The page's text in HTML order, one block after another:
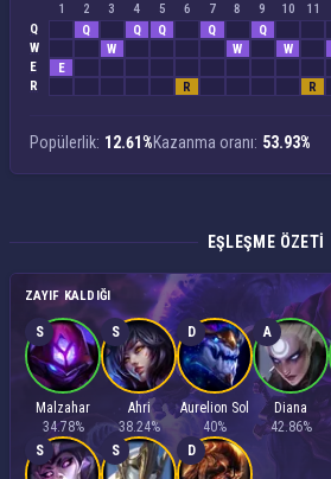
1
2 3 4 5 6 7 8 9 10 11
Q
Q Q Q Q
Q
W
W W W
E
E
R
R R
Popülerlik: 12.61%Kazanma oranı: 53.93%
EŞLEŞME ÖZETI
ZAYIF KALDIĞI
S
Malzahar
34.78%
S
Ahri
38.24%
D
Aurelion Sol
40%
A
Diana
42.86%
S
S D